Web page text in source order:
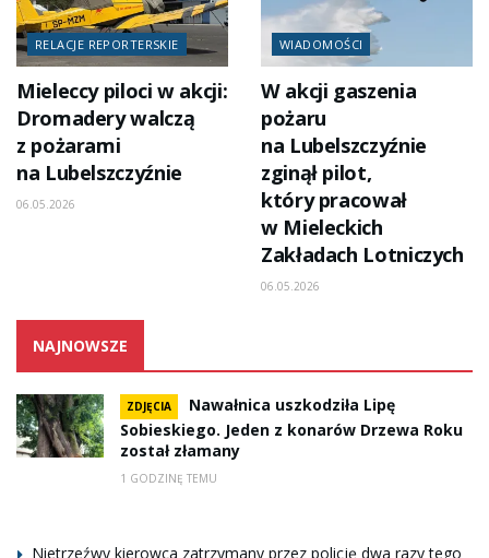
RELACJE REPORTERSKIE
Mieleccy piloci w akcji:
Dromadery walczą
z pożarami
na Lubelszczyźnie
06.05.2026
WIADOMOŚCI
W akcji gaszenia
pożaru
na Lubelszczyźnie
zginął pilot,
który pracował
w Mieleckich
Zakładach Lotniczych
06.05.2026
NAJNOWSZE
ZDJĘCIA
Nawałnica uszkodziła Lipę
Sobieskiego. Jeden z konarów Drzewa Roku
został złamany
1 GODZINĘ TEMU
Nietrzeźwy kierowca zatrzymany przez policję dwa razy tego